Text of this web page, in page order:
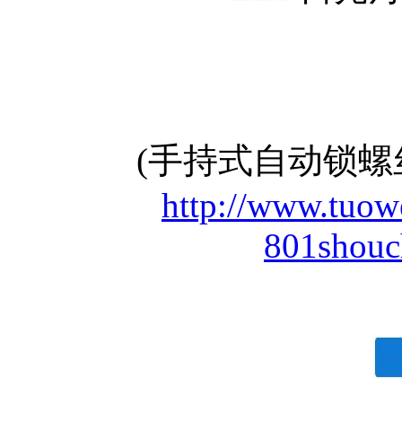
(手持式自动锁
http://